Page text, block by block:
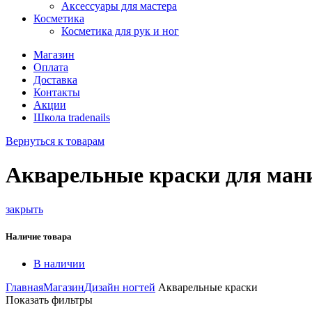
Аксессуары для мастера
Косметика
Косметика для рук и ног
Магазин
Оплата
Доставка
Контакты
Акции
Школа tradenails
Вернуться к товарам
Акварельные краски для
закрыть
Наличие товара
В наличии
ГлавнаяМагазинДизайн ногтей Акварельные краски
Показать фильтры